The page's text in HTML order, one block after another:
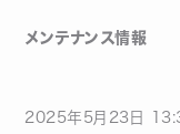
メンテナンス情報
2025年 5月 23 日